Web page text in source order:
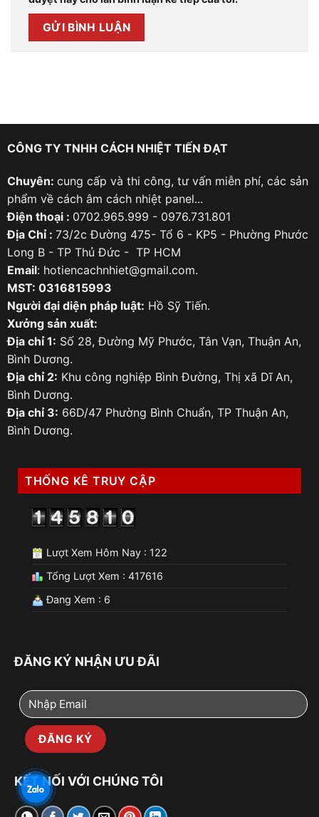
CÔNG TY TNHH CÁCH NHIỆT TIẾN ĐẠT
Chuyên: cung cấp và thi công, tư vấn miễn phí, các sản
phẩm về cách âm cách nhiệt panel...
Điện thoại : 0702.965.999 - 0976.731.801
Địa Chỉ : 73/2c Đường 475- Tổ 6 - KP5 - Phường Phước
Long B - TP Thủ Đức - TP HCM
Email: hotiencachnhiet@gmail.com.
MST: 0316815993
Người đại diện pháp luật: Hồ Sỹ Tiến.
Xưởng sản xuất:
Địa chỉ 1: Số 28, Đường Mỹ Phước, Tân Vạn, Thuận An,
Bình Dương.
Địa chỉ 2: Khu công nghiệp Bình Đường, Thị xã Dĩ An,
Bình Dương.
Địa chỉ 3: 66D/47 Phường Bình Chuẩn, TP Thuận An,
Bình Dương.
THỐNG KÊ TRUY CẬP
Lượt Xem Hôm Nay : 122
Tổng Lượt Xem : 417616
Đang Xem : 6
ĐĂNG KÝ NHẬN ƯU ĐÃI
KẾT NỐI VỚI CHÚNG TÔI